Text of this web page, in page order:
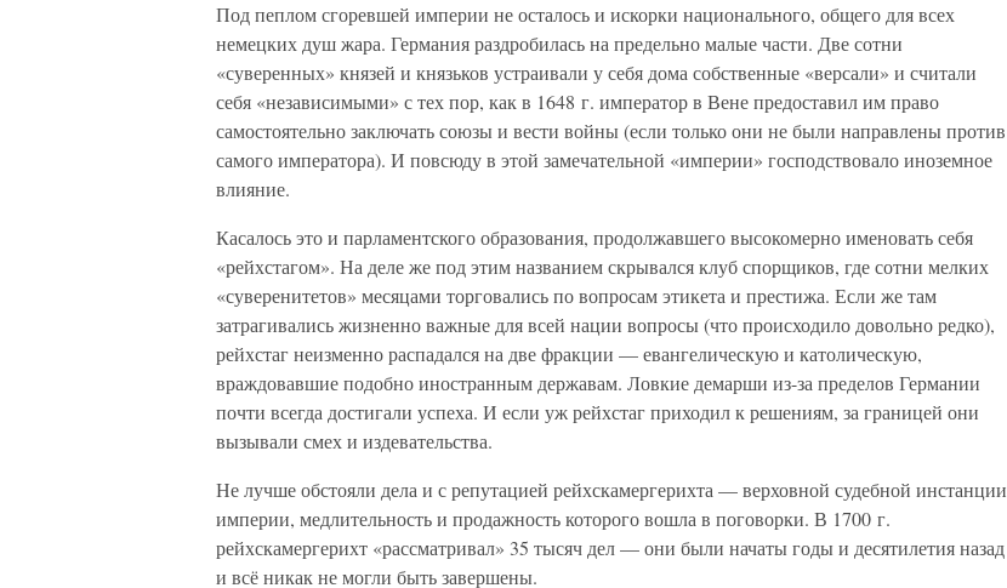
Под пеплом сгоревшей империи не осталось и искорки национального, общего для всех
немецких душ жара. Германия раздробилась на предельно малые части. Две сотни
«суверенных» князей и князьков устраивали у себя дома собственные «версали» и считали
себя «независимыми» с тех пор, как в 1648 г. император в Вене предоставил им право
самостоятельно заключать союзы и вести войны (если только они не были направлены против
самого императора). И повсюду в этой замечательной «империи» господствовало иноземное
влияние.
Касалось это и парламентского образования, продолжавшего высокомерно именовать себя
«рейхстагом». На деле же под этим названием скрывался клуб спорщиков, где сотни мелких
«суверенитетов» месяцами торговались по вопросам этикета и престижа. Если же там
затрагивались жизненно важные для всей нации вопросы (что происходило довольно редко),
рейхстаг неизменно распадался на две фракции — евангелическую и католическую,
враждовавшие подобно иностранным державам. Ловкие демарши из-за пределов Германии
почти всегда достигали успеха. И если уж рейхстаг приходил к решениям, за границей они
вызывали смех и издевательства.
Не лучше обстояли дела и с репутацией рейхскамергерихта — верховной судебной инстанции
империи, медлительность и продажность которого вошла в поговорки. В 1700 г.
рейхскамергерихт «рассматривал» 35 тысяч дел — они были начаты годы и десятилетия назад
и всё никак не могли быть завершены.